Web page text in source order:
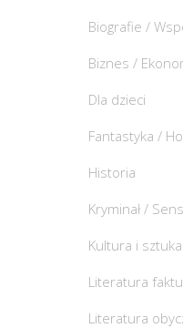
Biografie /
Biznes /
Dla dzieci
Fantastyka /
Historia
Kryminał /
Kultura i sztuka
Literatura faktu
Literatura